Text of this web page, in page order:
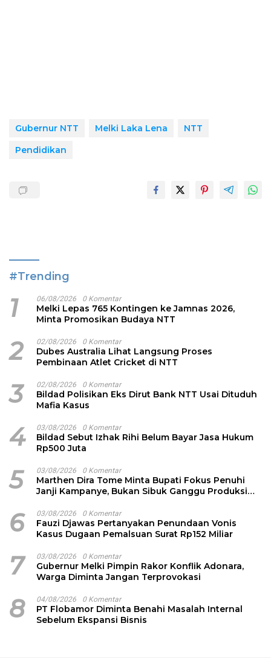
Gubernur NTT Melki Laka Lena
NTT
Pendidikan
#Trending
1 06/08/2026 0 Komentar
Melki Lepas 765 Kontingen ke Jamnas 2026,
Minta Promosikan Budaya NTT
2 02/08/2026 0 Komentar
Dubes Australia Lihat Langsung Proses
Pembinaan Atlet Cricket di NTT
3 02/08/2026 0 Komentar
Bildad Polisikan Eks Dirut Bank NTT Usai Dituduh
Mafia Kasus
4 03/08/2026 0 Komentar
Bildad Sebut Izhak Rihi Belum Bayar Jasa Hukum
Rp500 Juta
5 03/08/2026 0 Komentar
Marthen Dira Tome Minta Bupati Fokus Penuhi
Janji Kampanye, Bukan Sibuk Ganggu Produksi
6 03/08/2026 0 Komentar
Fauzi Djawas Pertanyakan Penundaan Vonis
Kasus Dugaan Pemalsuan Surat Rp152 Miliar
7 03/08/2026 0 Komentar
Gubernur Melki Pimpin Rakor Konflik Adonara,
Warga Diminta Jangan Terprovokasi
8 04/08/2026 0 Komentar
PT Flobamor Diminta Benahi Masalah Internal
Sebelum Ekspansi Bisnis